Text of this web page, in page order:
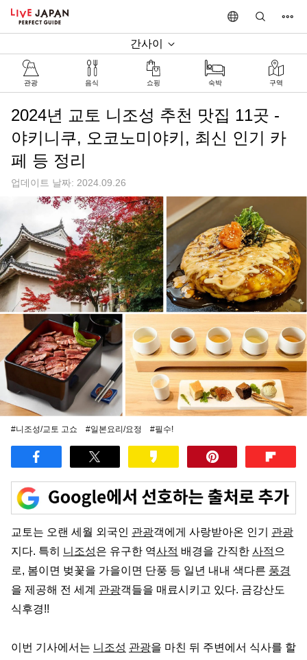
간사이
관광 음식 쇼핑 숙박 구역
2024년 교토 니조성 추천 맛집 11곳 -
야키니쿠, 오코노미야키, 최신 인기 카
페 등 정리
업데이트 날짜: 2024.09.26
#니조성/교토 고쇼 #일본요리/요정 #필수!
교토는 오랜 세월 외국인 관광객에게 사랑받아온 인기 관광
지다. 특히 니조성은 유구한 역사적 배경을 간직한 사적 으
로, 봄이면 벚꽃을 가을이면 단풍 등 일년 내내 색다른 풍경
을 제공해 전 세계 관광객들을 매료시키고 있다. 금강산도
식후경!!
이번 기사에서는 니조성 관광을 마친 뒤 주변에서 식사를 할